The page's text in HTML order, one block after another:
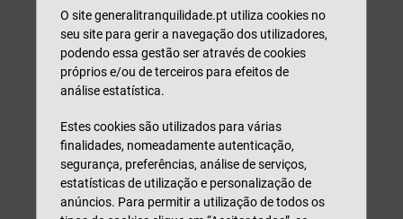
Arrendamento Acessível
Peça uma simulação e seja contactado(a) por um
profissional. Sem compromisso.
N.º Telefone*
O site generalitranquilidade.pt utiliza cookies no
seu site para gerir a navegação dos utilizadores,
podendo essa gestão ser através de cookies
próprios e/ou de terceiros para efeitos de
análise estatística.
Estes cookies são utilizados para várias
finalidades, nomeadamente autenticação,
segurança, preferências, análise de serviços,
estatísticas de utilização e personalização de
anúncios. Para permitir a utilização de todos os